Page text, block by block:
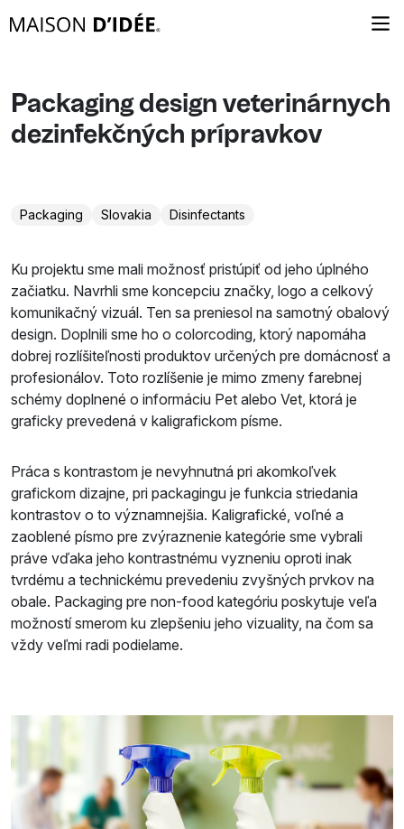
Packaging design veterinárnych
dezinfekčných prípravkov
Packaging Slovakia Disinfectants
Ku projektu sme mali možnosť pristúpiť od jeho úplného
začiatku. Navrhli sme koncepciu značky, logo a celkový
komunikačný vizuál. Ten sa preniesol na samotný obalový
design. Doplnili sme ho o colorcoding, ktorý napomáha
dobrej rozlíšiteľnosti produktov určených pre domácnosť a
profesionálov. Toto rozlíšenie je mimo zmeny farebnej
schémy doplnené o informáciu Pet alebo Vet, ktorá je
graficky prevedená v kaligrafickom písme.
Práca s kontrastom je nevyhnutná pri akomkoľvek
grafickom dizajne, pri packagingu je funkcia striedania
kontrastov o to významnejšia. Kaligrafické, voľné a
zaoblené písmo pre zvýraznenie kategórie sme vybrali
práve vďaka jeho kontrastnému vyzneniu oproti inak
tvrdému a technickému prevedeniu zvyšných prvkov na
obale. Packaging pre non-food kategóriu poskytuje veľa
možností smerom ku zlepšeniu jeho vizuality, na čom sa
vždy veľmi radi podielame.